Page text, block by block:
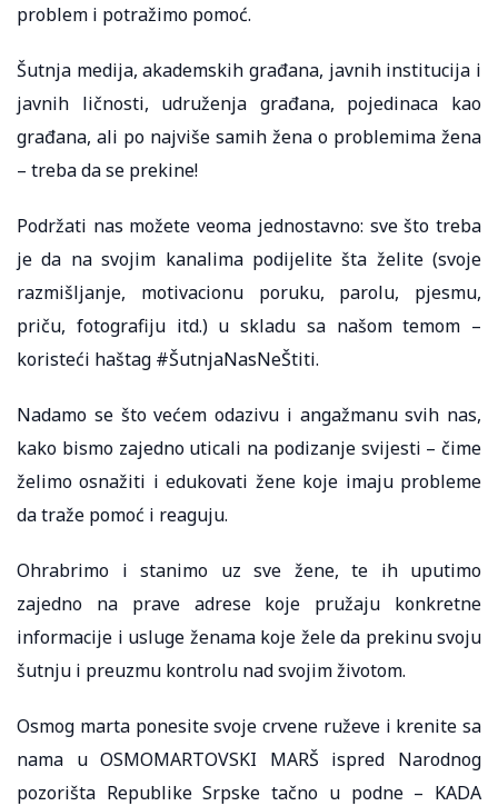
problem i potražimo pomoć.
Šutnja medija, akademskih građana, javnih institucija i
javnih ličnosti, udruženja građana, pojedinaca kao
građana, ali po najviše samih žena o problemima žena
– treba da se prekine!
Podržati nas možete veoma jednostavno: sve što treba
je da na svojim kanalima podijelite šta želite (svoje
razmišljanje, motivacionu poruku, parolu, pjesmu,
priču, fotografiju itd.) u skladu sa našom temom –
koristeći haštag #ŠutnjaNasNeŠtiti.
Nadamo se što većem odazivu i angažmanu svih nas,
kako bismo zajedno uticali na podizanje svijesti – čime
želimo osnažiti i edukovati žene koje imaju probleme
da traže pomoć i reaguju.
Ohrabrimo i stanimo uz sve žene, te ih uputimo
zajedno na prave adrese koje pružaju konkretne
informacije i usluge ženama koje žele da prekinu svoju
šutnju i preuzmu kontrolu nad svojim životom.
Osmog marta ponesite svoje crvene ruževe i krenite sa
nama u OSMOMARTOVSKI MARŠ ispred Narodnog
pozorišta Republike Srpske tačno u podne – KADA